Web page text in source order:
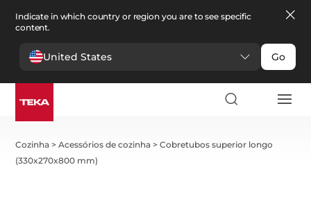
Indicate in which country or region you are to see specific
content.
United States Go
Cozinha >Acessórios de cozinha >Cobretubos superior longo
(330x270x800 mm)